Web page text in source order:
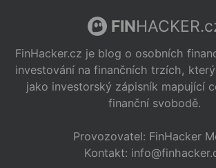
FIN
FinHacker.cz je blog o osobních
investování na finančních trzích,
jako investorský zápisník mapující
finanční svobodě.
Provozovatel: FinHacker
Kontakt: